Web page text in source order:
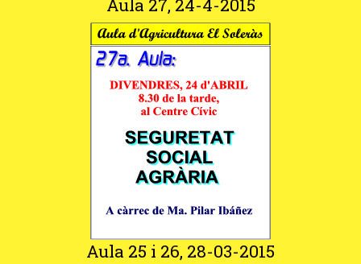
Aula 27, 24-4-2015
Aula 25 i 26, 28-03-2015